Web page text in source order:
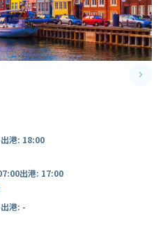
keyboard_arrow_right
出港: 18:00
出港: 17:00
出港: -